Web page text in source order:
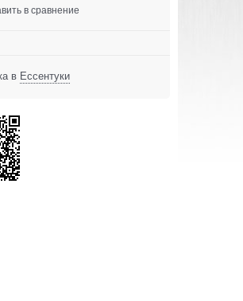
в сравнение
в Ессентуки